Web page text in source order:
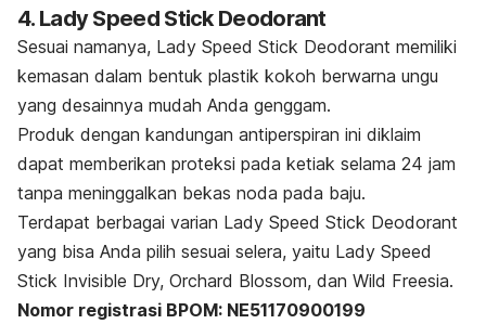
4. Lady Speed Stick Deodorant
Sesuai namanya, Lady Speed Stick Deodorant memiliki
kemasan dalam bentuk plastik kokoh berwarna ungu
yang desainnya mudah Anda genggam.
Produk dengan kandungan antiperspiran ini diklaim
dapat memberikan proteksi pada ketiak selama 24 jam
tanpa meninggalkan bekas noda pada baju.
Terdapat berbagai varian Lady Speed Stick Deodorant
yang bisa Anda pilih sesuai selera, yaitu Lady Speed
Stick Invisible Dry, Orchard Blossom, dan Wild Freesia.
Nomor registrasi BPOM: NE51170900199